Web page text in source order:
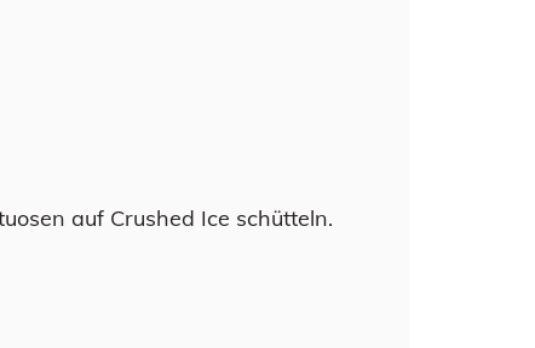
auf Crushed Ice schütteln.